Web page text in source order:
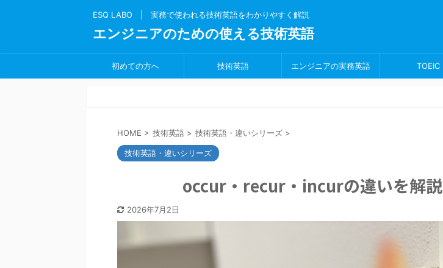
ESQ LABO | 実務で使われる技術英語をわかりやすく解説
エンジニアのための使える技術英語
初めての方へ 技術英語 エンジニアの実務英語 TOEIC
HOME > 技術英語 > 技術英語・違いシリーズ >
技術英語・違いシリーズ
occur・recur・incurの違いを解説
2026年7月2日